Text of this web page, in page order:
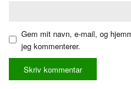
Gem mit navn, e-mail, og
jeg kommenterer.